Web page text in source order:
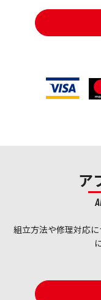
ア
組立方法や修理対応